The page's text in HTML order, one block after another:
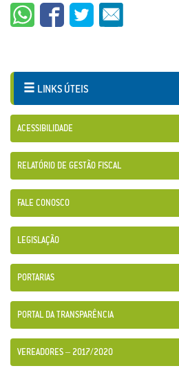
LINKS ÚTEIS
ACESSIBILIDADE
RELATÓRIO DE GESTÃO FISCAL
FALE CONOSCO
LEGISLAÇÃO
PORTARIAS
PORTAL DA TRANSPARÊNCIA
VEREADORES – 2017/2020